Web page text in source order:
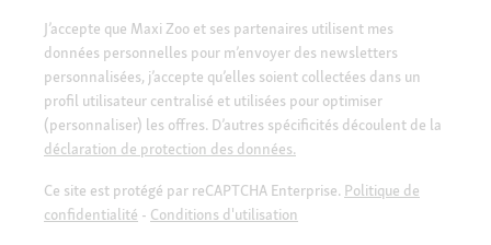
J’accepte que Maxi Zoo et ses partenaires utilisent mes
données personnelles pour m’envoyer des newsletters
personnalisées, j’accepte qu’elles soient collectées dans un
profil utilisateur centralisé et utilisées pour optimiser
(personnaliser) les offres. D’autres spécificités découlent de la
déclaration de protection des données.
Ce site est protégé par reCAPTCHA Enterprise. Politique de
confidentialité - Conditions d'utilisation